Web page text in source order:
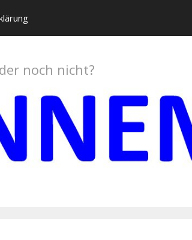
noch nicht?